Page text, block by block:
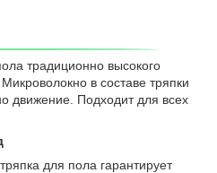
традиционно высокого
в составе тряпки
движение. Подходит для всех
для пола гарантирует